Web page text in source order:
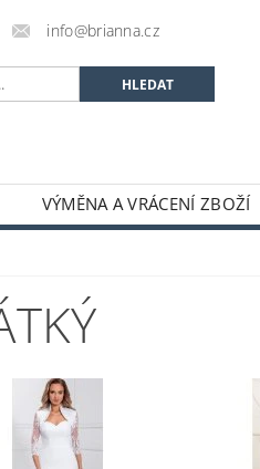
info@brianna.cz
VÝMĚNA A VRÁCENÍ ZBOŽÍ